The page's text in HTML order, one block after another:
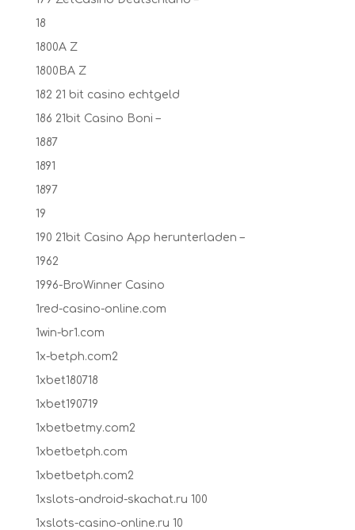
18
1800A Z
1800BA Z
182 21 bit casino echtgeld
186 21bit Casino Boni –
1887
1891
1897
19
190 21bit Casino App herunterladen –
1962
1996-BroWinner Casino
1red-casino-online.com
1win-br1.com
1x-betph.com2
1xbet180718
1xbet190719
1xbetbetmy.com2
1xbetbetph.com
1xbetbetph.com2
1xslots-android-skachat.ru 100
1xslots-casino-online.ru 10